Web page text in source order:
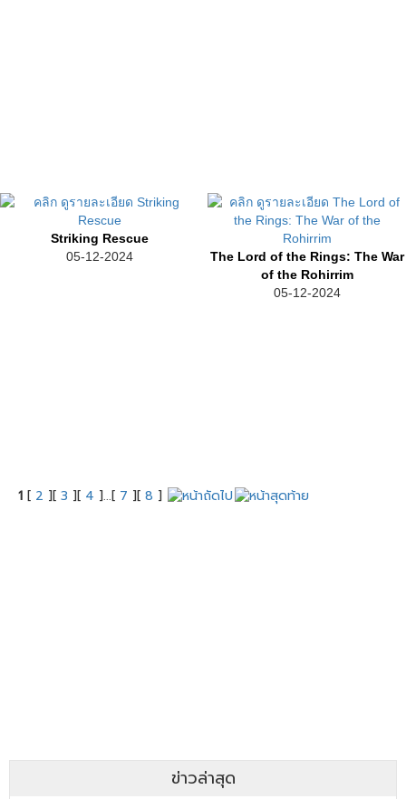
Striking Rescue
05-12-2024
The Lord of the Rings: The War
of the Rohirrim
05-12-2024
1 [ 2 ][ 3 ][ 4 ]...[ 7 ][ 8 ]
ข่าวล่าสุด